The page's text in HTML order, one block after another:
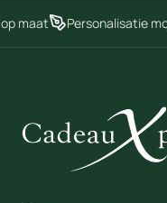
tweedimensionaal, zoals een
atlas; het duurt slechts
maat Personalisatie